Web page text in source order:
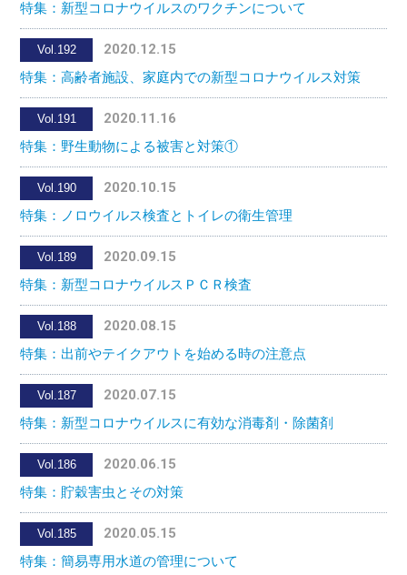
特集：新型コロナウイルスのワクチンについて
Vol.192
2020.12.15
特集：高齢者施設、家庭内での新型コロナウイルス対策
Vol.191
2020.11.16
特集：野生動物による被害と対策①
Vol.190
2020.10.15
特集：ノロウイルス検査とトイレの衛生管理
Vol.189
2020.09.15
特集：新型コロナウイルスＰＣＲ検査
Vol.188
2020.08.15
特集：出前やテイクアウトを始める時の注意点
Vol.187
2020.07.15
特集：新型コロナウイルスに有効な消毒剤・除菌剤
Vol.186
2020.06.15
特集：貯穀害虫とその対策
Vol.185
2020.05.15
特集：簡易専用水道の管理について